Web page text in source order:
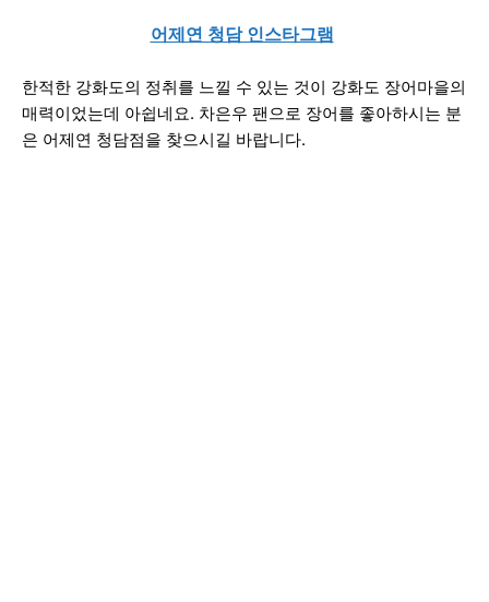
어제연 청담 인스타그램
한적한 강화도의 정취를 느낄 수 있는 것이 강화도 장어마을의
매력이었는데 아쉽네요. 차은우 팬으로 장어를 좋아하시는 분
은 어제연 청담점을 찾으시길 바랍니다.